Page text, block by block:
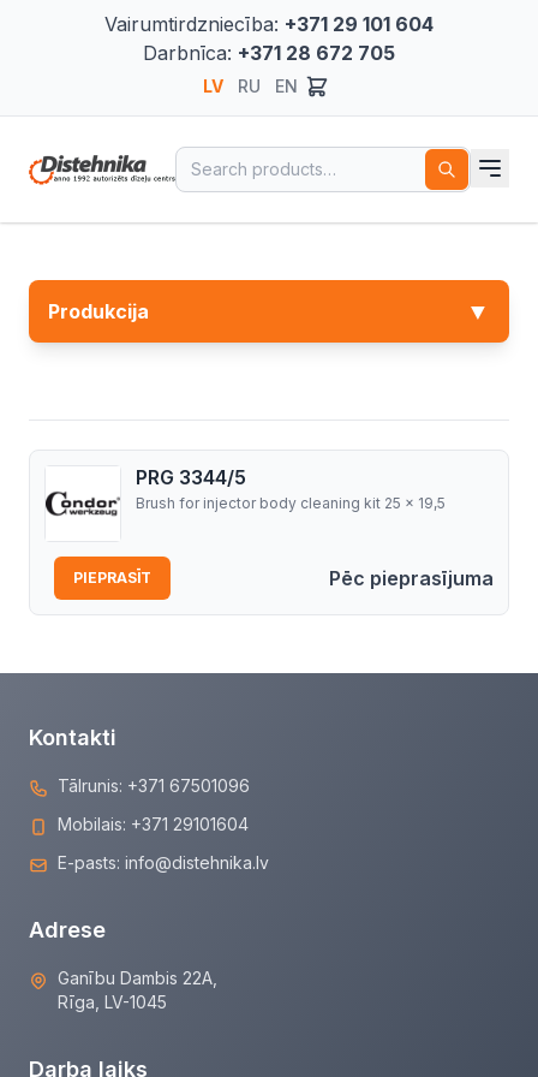
Vairumtirdzniecība: +371 29 101 604
Darbnīca: +371 28 672 705
LV RU EN
Search for:
Produkcija ▼
PRG 3344/5
Brush for injector body cleaning kit 25 x 19,5
Pēc pieprasījuma
PIEPRASĪT
Kontakti
Tālrunis: +371 67501096
Mobilais: +371 29101604
E-pasts: info@distehnika.lv
Adrese
Ganību Dambis 22A,
Rīga, LV-1045
Darba laiks